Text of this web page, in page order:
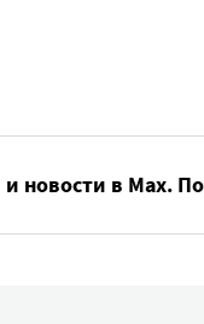
новости в Max.